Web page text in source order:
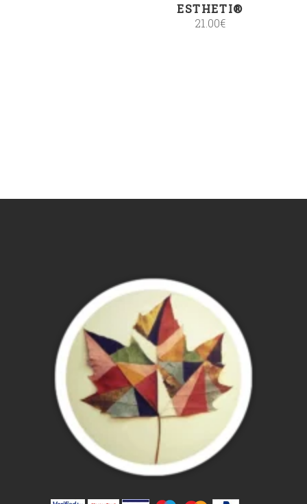
ESTHETI®
21.00€